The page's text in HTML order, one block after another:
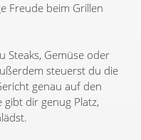
Freude beim Grillen
Steaks, Gemüse oder
steuerst du die
genau auf den
gibt dir genug Platz,